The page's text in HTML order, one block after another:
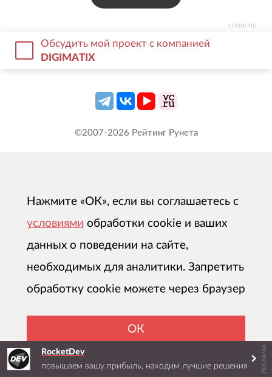
спонсор
Обсудить мой проект с компанией
DIGIMATIX
RocketDev
повышаем вашу прибыль, находим лучшие решения
РЕКЛАМА
©2007-2026 Рейтинг Рунета
Нажмите «ОК», если вы соглашаетесь с
условиями обработки cookie и ваших
данных о поведении на сайте,
необходимых для аналитики. Запретить
обработку cookie можете через браузер
ОК